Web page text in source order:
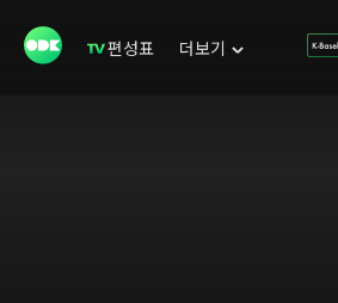
편성표 더보기